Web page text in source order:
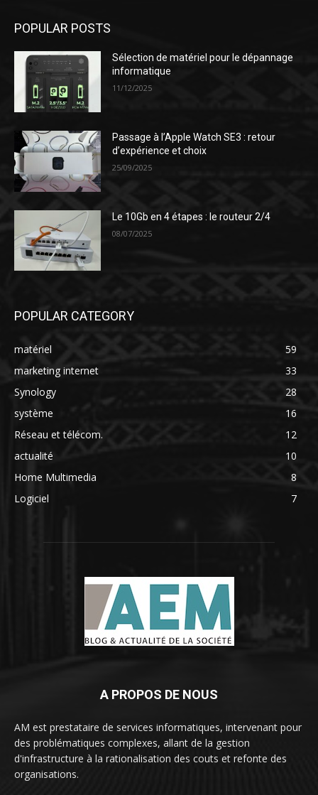
POPULAR POSTS
Sélection de matériel pour le dépannage
informatique
11/12/2025
Passage à l’Apple Watch SE3 : retour
d’expérience et choix
25/09/2025
Le 10Gb en 4 étapes : le routeur 2/4
08/07/2025
POPULAR CATEGORY
matériel
59
marketing internet
33
Synology
28
système
16
Réseau et télécom.
12
actualité
10
Home Multimedia
8
Logiciel
7
A PROPOS DE NOUS
AM est prestataire de services informatiques, intervenant pour
des problématiques complexes, allant de la gestion
d'infrastructure à la rationalisation des couts et refonte des
organisations.